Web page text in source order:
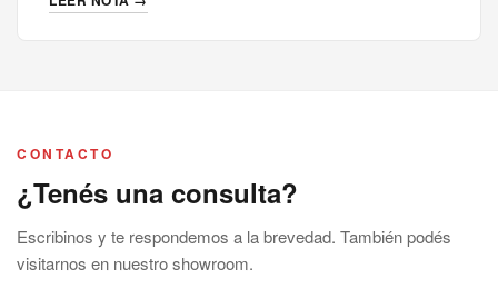
CONTACTO
¿Tenés una consulta?
Escribinos y te respondemos a la brevedad. También podés
visitarnos en nuestro showroom.